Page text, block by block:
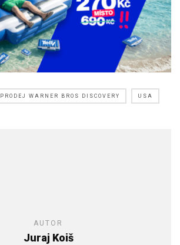
PRODEJ WARNER BROS DISCOVERY USA
AUTOR
Juraj Koiš